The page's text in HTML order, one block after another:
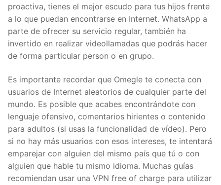
proactiva, tienes el mejor escudo para tus hijos frente
a lo que puedan encontrarse en Internet. WhatsApp a
parte de ofrecer su servicio regular, también ha
invertido en realizar videollamadas que podrás hacer
de forma particular person o en grupo.
Es importante recordar que Omegle te conecta con
usuarios de Internet aleatorios de cualquier parte del
mundo. Es posible que acabes encontrándote con
lenguaje ofensivo, comentarios hirientes o contenido
para adultos (si usas la funcionalidad de vídeo). Pero
si no hay más usuarios con esos intereses, te intentará
emparejar con alguien del mismo país que tú o con
alguien que hable tu mismo idioma. Muchas guías
recomiendan usar una VPN free of charge para utilizar